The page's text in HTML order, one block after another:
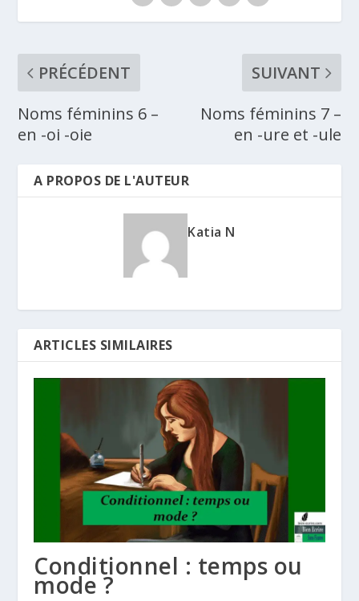
PRÉCÉDENT
Noms féminins 6 –
en -oi -oie
SUIVANT
Noms féminins 7 –
en -ure et -ule
A PROPOS DE L'AUTEUR
Katia N
ARTICLES SIMILAIRES
Conditionnel : temps ou
mode ?